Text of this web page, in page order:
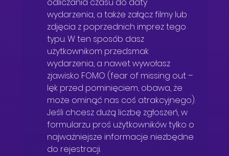
odliczania czasu do daty
wydarzenia, a także załącz filmy lub
zdjęcia z poprzednich imprez tego
typu. W ten sposób dasz
użytkownikom przedsmak
wydarzenia, a nawet wywołasz
zjawisko FOMO (fear of missing out –
lęk przed pominięciem, obawa, że
może ominąć nas coś atrakcyjnego).
Jeśli chcesz dużą liczbę zgłoszeń, w
formularzu proś użytkowników tylko o
najważniejsze informacje niezbędne
do rejestracji.